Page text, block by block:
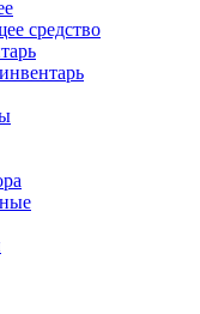
средство